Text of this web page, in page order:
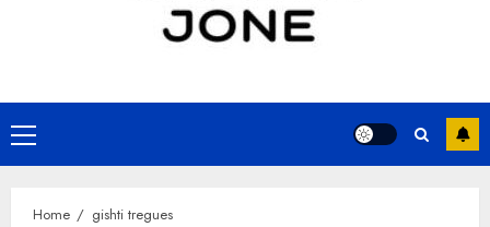
Primary
Menu
Home gishti tregues